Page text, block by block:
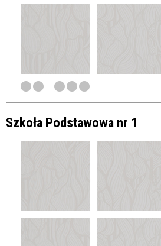
Szkoła Podstawowa nr 1